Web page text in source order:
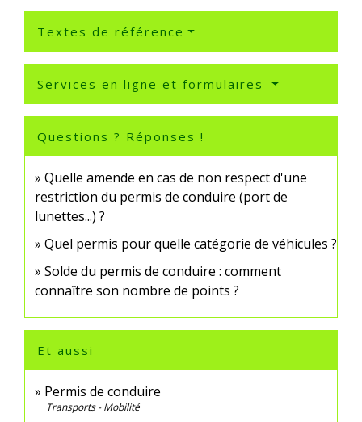
Textes de référence
Services en ligne et formulaires
Questions ? Réponses !
Quelle amende en cas de non respect d'une
restriction du permis de conduire (port de
lunettes...) ?
Quel permis pour quelle catégorie de véhicules ?
Solde du permis de conduire : comment
connaître son nombre de points ?
Et aussi
Permis de conduire
Transports - Mobilité